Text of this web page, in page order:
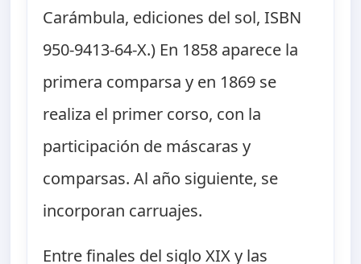
Carámbula, ediciones del sol, ISBN
950-9413-64-X.) En 1858 aparece la
primera comparsa y en 1869 se
realiza el primer corso, con la
participación de máscaras y
comparsas. Al año siguiente, se
incorporan carruajes.
Entre finales del siglo XIX y las